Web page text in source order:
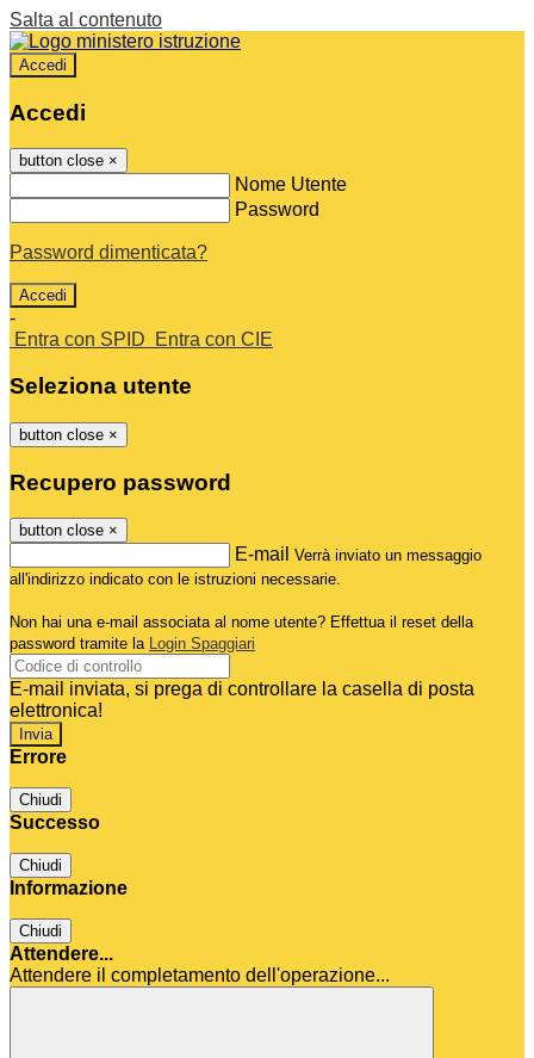
Salta al contenuto
Accedi
Accedi
button close ×
Nome Utente
Password
Password dimenticata?
-
Entra con SPID
Entra con CIE
Seleziona utente
button close ×
Recupero password
button close ×
E-mail Verrà inviato un messaggio
all'indirizzo indicato con le istruzioni necessarie.
Non hai una e-mail associata al nome utente? Effettua il reset della
password tramite la Login Spaggiari
E-mail inviata, si prega di controllare la casella di posta
elettronica!
Errore
Chiudi
Successo
Chiudi
Informazione
Chiudi
Attendere...
Attendere il completamento dell'operazione...